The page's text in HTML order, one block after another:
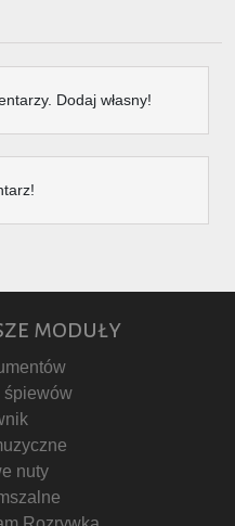
Dodaj własny!
moduły
śpiewów
nuty